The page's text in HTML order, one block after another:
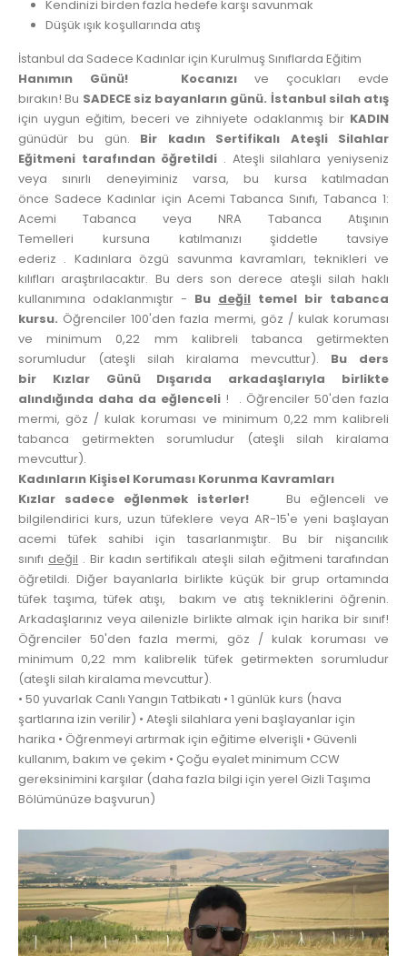
Kendinizi birden fazla hedefe karşı savunmak
Düşük ışık koşullarında atış
İstanbul da Sadece Kadınlar için Kurulmuş Sınıflarda Eğitim
Hanımın Günü! Kocanızıve çocukları evde
bırakın! Bu SADECE siz bayanların günü. İstanbul silah atış
için uygun eğitim, beceri ve zihniyete odaklanmış bir KADIN
günüdür bu gün. Bir kadın Sertifikalı Ateşli Silahlar
Eğitmeni tarafından öğretildi . Ateşli silahlara yeniyseniz
veya sınırlı deneyiminiz varsa, bu kursa katılmadan
önce Sadece Kadınlar için Acemi Tabanca Sınıfı, Tabanca 1:
Acemi Tabanca veya NRA Tabanca Atışının
Temelleri kursuna katılmanızı şiddetle tavsiye
ederiz . Kadınlara özgü savunma kavramları, teknikleri ve
kılıfları araştırılacaktır. Bu ders son derece ateşli silah haklı
kullanımına odaklanmıştır - Bu değil temel bir tabanca
kursu. Öğrenciler 100'den fazla mermi, göz / kulak koruması
ve minimum 0,22 mm kalibreli tabanca getirmekten
sorumludur (ateşli silah kiralama mevcuttur). Bu ders
bir Kızlar Günü Dışarıda arkadaşlarıyla birlikte
alındığında daha da eğlenceli ! . Öğrenciler 50'den fazla
mermi, göz / kulak koruması ve minimum 0,22 mm kalibreli
tabanca getirmekten sorumludur (ateşli silah kiralama
mevcuttur).
Kadınların Kişisel Koruması Korunma Kavramları
Kızlar sadece eğlenmek isterler!
Bu eğlenceli ve
bilgilendirici kurs, uzun tüfeklere veya AR-15'e yeni başlayan
acemi tüfek sahibi için tasarlanmıştır. Bu bir nişancılık
sınıfı değil . Bir kadın sertifikalı ateşli silah eğitmeni tarafından
öğretildi. Diğer bayanlarla birlikte küçük bir grup ortamında
tüfek taşıma, tüfek atışı, bakım ve atış tekniklerini öğrenin.
Arkadaşlarınız veya ailenizle birlikte almak için harika bir sınıf!
Öğrenciler 50'den fazla mermi, göz / kulak koruması ve
minimum 0,22 mm kalibrelik tüfek getirmekten sorumludur
(ateşli silah kiralama mevcuttur).
• 50 yuvarlak Canlı Yangın Tatbikatı • 1 günlük kurs (hava
şartlarına izin verilir) • Ateşli silahlara yeni başlayanlar için
harika • Öğrenmeyi artırmak için eğitime elverişli • Güvenli
kullanım, bakım ve çekim • Çoğu eyalet minimum CCW
gereksinimini karşılar (daha fazla bilgi için yerel Gizli Taşıma
Bölümünüze başvurun)